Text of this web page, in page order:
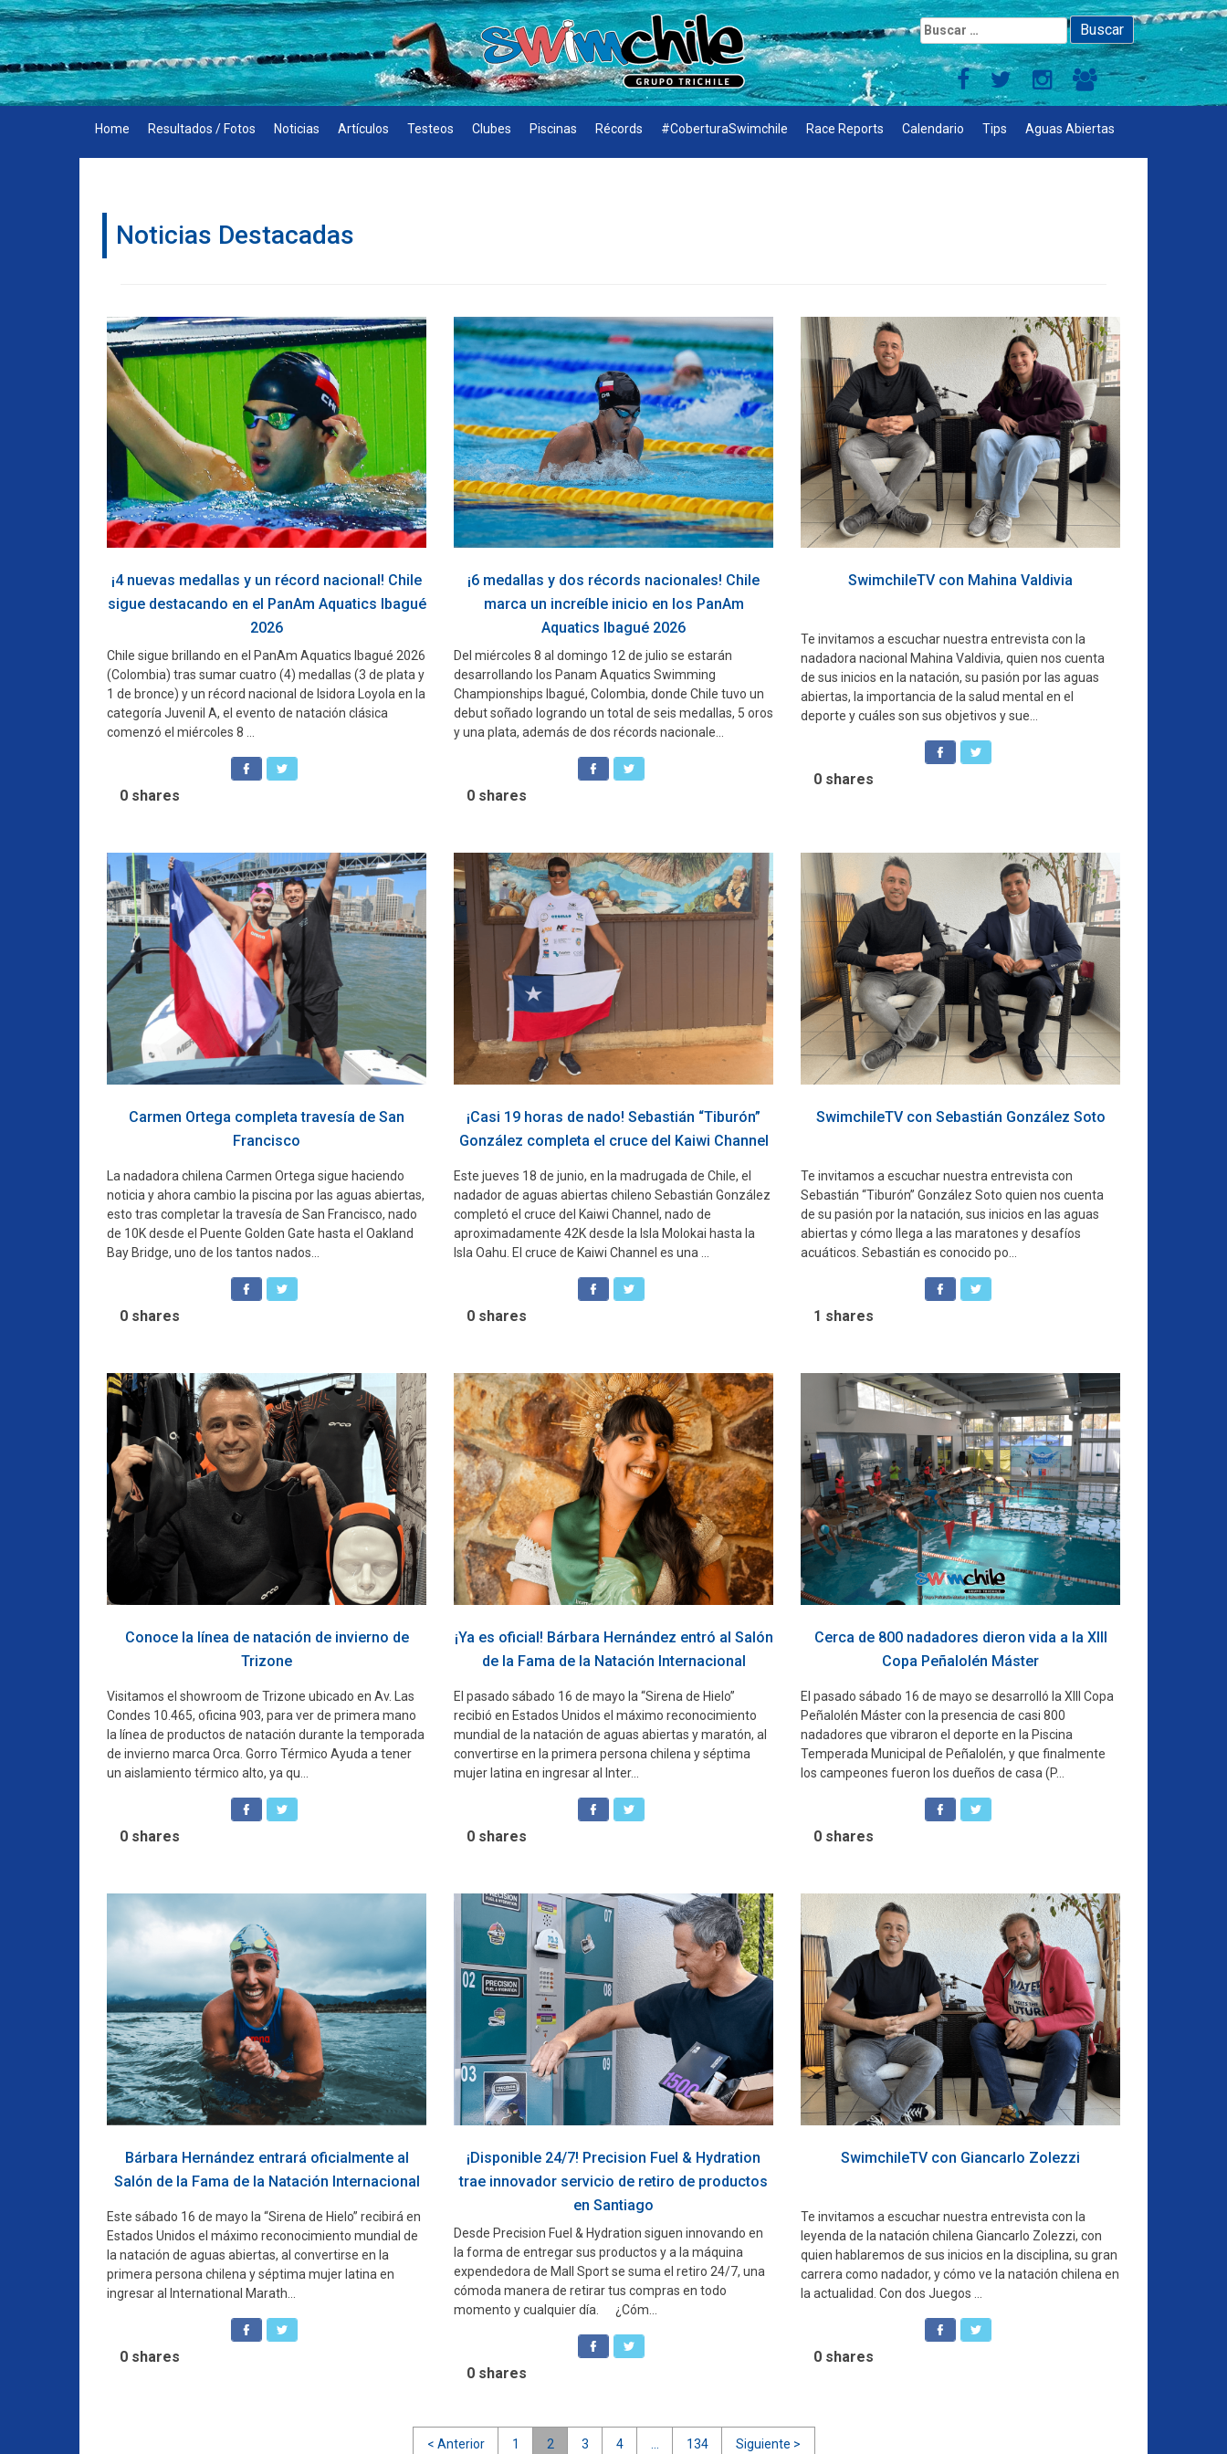
Skip
to
content
Buscar:
Home Resultados / Fotos Noticias Artículos Testeos Clubes Piscinas Récords #CoberturaSwimchile Race Reports Calendario Tips Aguas Abiertas
Noticias Destacadas
¡4 nuevas medallas y un récord nacional! Chile
sigue destacando en el PanAm Aquatics Ibagué
2026
Chile sigue brillando en el PanAm Aquatics Ibagué 2026
(Colombia) tras sumar cuatro (4) medallas (3 de plata y
1 de bronce) y un récord nacional de Isidora Loyola en la
categoría Juvenil A, el evento de natación clásica
comenzó el miércoles 8 ...
0 shares
¡6 medallas y dos récords nacionales! Chile
marca un increíble inicio en los PanAm
Aquatics Ibagué 2026
Del miércoles 8 al domingo 12 de julio se estarán
desarrollando los Panam Aquatics Swimming
Championships Ibagué, Colombia, donde Chile tuvo un
debut soñado logrando un total de seis medallas, 5 oros
y una plata, además de dos récords nacionale...
0 shares
SwimchileTV con Mahina Valdivia
Te invitamos a escuchar nuestra entrevista con la
nadadora nacional Mahina Valdivia, quien nos cuenta
de sus inicios en la natación, su pasión por las aguas
abiertas, la importancia de la salud mental en el
deporte y cuáles son sus objetivos y sue...
0 shares
Carmen Ortega completa travesía de San
Francisco
La nadadora chilena Carmen Ortega sigue haciendo
noticia y ahora cambio la piscina por las aguas abiertas,
esto tras completar la travesía de San Francisco, nado
de 10K desde el Puente Golden Gate hasta el Oakland
Bay Bridge, uno de los tantos nados...
0 shares
¡Casi 19 horas de nado! Sebastián “Tiburón”
González completa el cruce del Kaiwi Channel
Este jueves 18 de junio, en la madrugada de Chile, el
nadador de aguas abiertas chileno Sebastián González
completó el cruce del Kaiwi Channel, nado de
aproximadamente 42K desde la Isla Molokai hasta la
Isla Oahu. El cruce de Kaiwi Channel es una ...
0 shares
SwimchileTV con Sebastián González Soto
Te invitamos a escuchar nuestra entrevista con
Sebastián “Tiburón” González Soto quien nos cuenta
de su pasión por la natación, sus inicios en las aguas
abiertas y cómo llega a las maratones y desafíos
acuáticos. Sebastián es conocido po...
1 shares
Conoce la línea de natación de invierno de
Trizone
Visitamos el showroom de Trizone ubicado en Av. Las
Condes 10.465, oficina 903, para ver de primera mano
la línea de productos de natación durante la temporada
de invierno marca Orca. Gorro Térmico Ayuda a tener
un aislamiento térmico alto, ya qu...
0 shares
¡Ya es oficial! Bárbara Hernández entró al Salón
de la Fama de la Natación Internacional
El pasado sábado 16 de mayo la “Sirena de Hielo”
recibió en Estados Unidos el máximo reconocimiento
mundial de la natación de aguas abiertas y maratón, al
convertirse en la primera persona chilena y séptima
mujer latina en ingresar al Inter...
0 shares
Cerca de 800 nadadores dieron vida a la XIII
Copa Peñalolén Máster
El pasado sábado 16 de mayo se desarrolló la XIII Copa
Peñalolén Máster con la presencia de casi 800
nadadores que vibraron el deporte en la Piscina
Temperada Municipal de Peñalolén, y que finalmente
los campeones fueron los dueños de casa (P...
0 shares
Bárbara Hernández entrará oficialmente al
Salón de la Fama de la Natación Internacional
Este sábado 16 de mayo la “Sirena de Hielo” recibirá en
Estados Unidos el máximo reconocimiento mundial de
la natación de aguas abiertas, al convertirse en la
primera persona chilena y séptima mujer latina en
ingresar al International Marath...
0 shares
¡Disponible 24/7! Precision Fuel & Hydration
trae innovador servicio de retiro de productos
en Santiago
Desde Precision Fuel & Hydration siguen innovando en
la forma de entregar sus productos y a la máquina
expendedora de Mall Sport se suma el retiro 24/7, una
cómoda manera de retirar tus compras en todo
momento y cualquier día. ¿Cóm...
0 shares
SwimchileTV con Giancarlo Zolezzi
Te invitamos a escuchar nuestra entrevista con la
leyenda de la natación chilena Giancarlo Zolezzi, con
quien hablaremos de sus inicios en la disciplina, su gran
carrera como nadador, y cómo ve la natación chilena en
la actualidad. Con dos Juegos ...
0 shares
< Anterior 1 2 3 4 134 Siguiente >